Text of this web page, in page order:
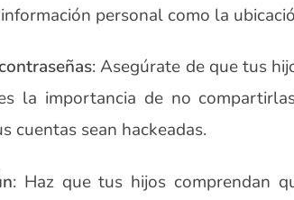
personal como la
: Asegúrate de que tus
la importancia de no
cuentas sean hackeadas.
: Haz que tus hijos comprendan